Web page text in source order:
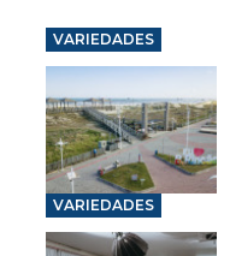
VARIEDADES
VARIEDADES